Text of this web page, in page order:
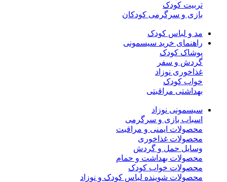
تربیت کودک
بازی و سرگرمی کودکان
مد و لباس کودک
راهنمای خرید سیسمونی
پوشاک کودک
گردش و سفر
غذاخوری نوزاد
خواب کودک
بهداشتی مراقبتی
سیسمونی نوزاد
اسباب بازی و سرگرمی
محصولات ایمنی و مراقبت
محصولات غذاخوری
وسایل حمل و گردش
محصولات بهداشت و حمام
محصولات خواب کودک
محصولات شوینده لباس کودک و نوزاد